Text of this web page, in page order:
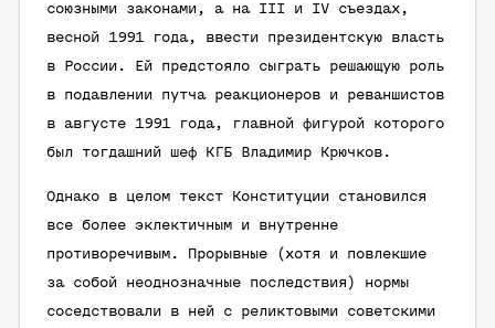
союзными законами, а на III и IV съездах,
весной 1991 года, ввести президентскую власть
в России. Ей предстояло сыграть решающую роль
в подавлении путча реакционеров и реваншистов
в августе 1991 года, главной фигурой которого
был тогдашний шеф КГБ Владимир Крючков.
Однако в целом текст Конституции становился
все более эклектичным и внутренне
противоречивым. Прорывные (хотя и повлекшие
за собой неоднозначные последствия) нормы
соседствовали в ней с реликтовыми советскими